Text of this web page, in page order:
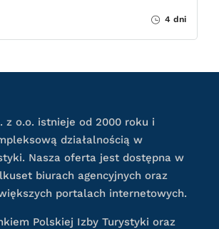
4 dni
z o.o. istnieje od 2000 roku i
działalnością w
Nasza oferta jest dostępna w
biurach agencyjnych oraz
portalach internetowych.
Polskiej Izby Turystyki oraz